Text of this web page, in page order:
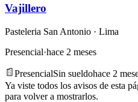
Vajillero
Pasteleria San Antonio · Lima
Presencial·hace 2 meses
PresencialSin sueldohace 2
Ya viste todos los avisos de esta
para volver a mostrarlos.